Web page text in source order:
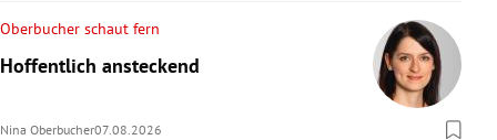
Oberbucher schaut fern
Hoffentlich ansteckend
Nina Oberbucher07.08.2026